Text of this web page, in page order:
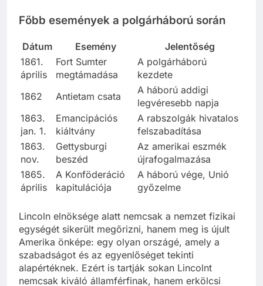
Főbb események a polgárháború során
Dátum Esemény
Jelentőség
1861.
április
Fort Sumter
megtámadása
A polgárháború
kezdete
1862
Antietam csata
A háború addigi
legvéresebb napja
1863.
jan. 1.
Emancipációs
kiáltvány
A rabszolgák hivatalos
felszabadítása
1863.
nov.
Gettysburgi
beszéd
Az amerikai eszmék
újrafogalmazása
1865.
április
A Konföderáció
kapitulációja
A háború vége, Unió
győzelme
Lincoln elnöksége alatt nemcsak a nemzet fizikai
egységét sikerült megőrizni, hanem meg is újult
Amerika önképe: egy olyan országé, amely a
szabadságot és az egyenlőséget tekinti
alapértéknek. Ezért is tartják sokan Lincolnt
nemcsak kiváló államférfinak, hanem erkölcsi